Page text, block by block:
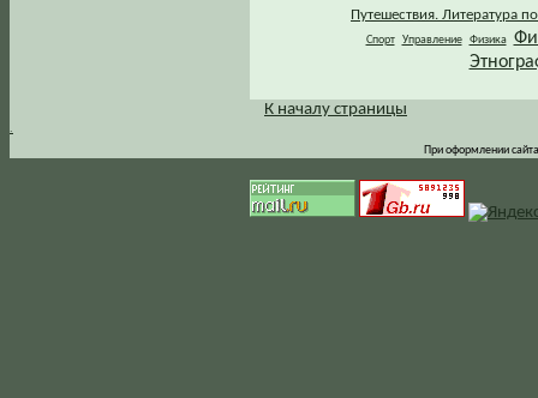
Путешествия. Литература
Спорт Управление Физика
.
К началу страницы
При оформлении